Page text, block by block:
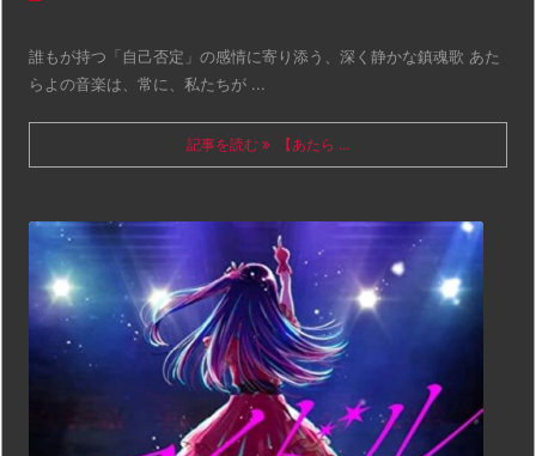
誰もが持つ「自己否定」の感情に寄り添う、深く静かな鎮魂歌 あた
らよの音楽は、常に、私たちが ...
記事を読む 【あたら ...